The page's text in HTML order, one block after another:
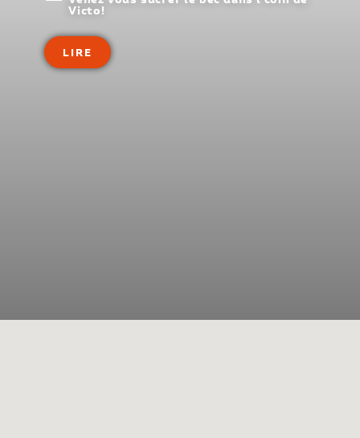
Victo!
LIRE